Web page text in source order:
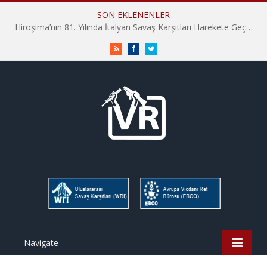
SON EKLENENLER
Hiroşima’nın 81. Yılında İtalyan Savaş Karşıtları Harekete Geçti: “Hatırlamak yeterli değil”
RSS FacebookTwitter
Navigate